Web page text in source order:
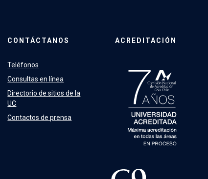
CONTÁCTANOS
Teléfonos
Consultas en línea
Directorio de sitios de la
UC
Contactos de prensa
ACREDITACIÓN